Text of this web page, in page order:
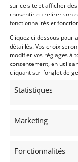
sur ce site et afficher
consentir ou retirer son
fonctionnalités et
Cliquez ci-dessous pour
détaillés. Vos choix
modifier vos réglages à
consentement, en
cliquant sur l’onglet de
Statistiques
Marketing
Fonctionnalités
Ville
Pays